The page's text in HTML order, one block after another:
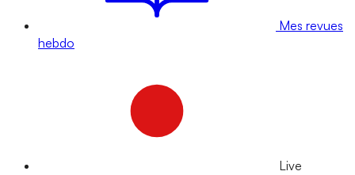
Mes revues
hebdo
Live